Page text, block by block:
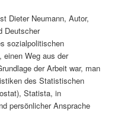
Dieter Neumann, Autor,
Deutscher
sozialpolitischen
einen Weg aus der
der Arbeit war, man
des Statistischen
Statista, in
persönlicher Ansprache